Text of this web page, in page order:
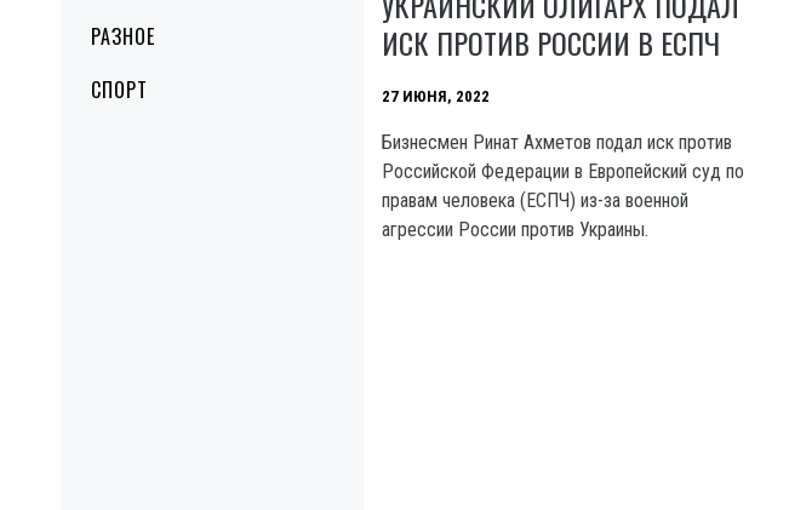
РАЗНОЕ
СПОРТ
ИСК ПРОТИВ РОССИИ В ЕСПЧ
27 ИЮНЯ, 2022
Бизнесмен Ринат Ахметов подал иск против
Российской Федерации в Европейский суд по
правам человека (ЕСПЧ) из-за военной
агрессии России против Украины.